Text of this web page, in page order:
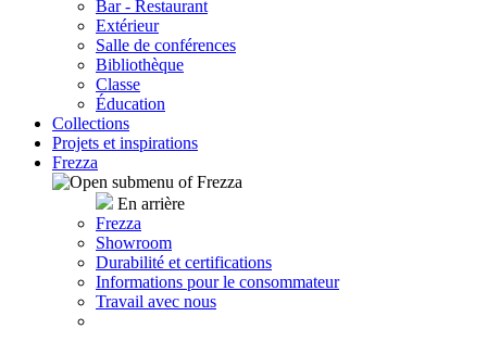
Bar - Restaurant
Extérieur
Salle de conférences
Bibliothèque
Classe
Éducation
Collections
Projets et inspirations
Frezza
En arrière
Frezza
Showroom
Durabilité et certifications
Informations pour le consommateur
Travail avec nous